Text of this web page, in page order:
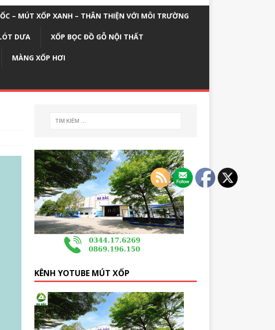
– MÚT XỐP XANH – THÂN THIỆN VỚI MÔI TRƯỜNG
DƯA XỐP BỌC ĐỒ GỖ NỘI THẤT
MÀNG XỐP HƠI
KÊNH YOTUBE MÚT XỐP